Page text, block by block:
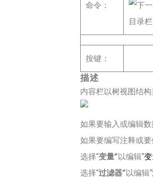
命令：
目录栏
按键：
描述
内容栏以树视图结
如果要输入或编辑数
如果要编写注释或
选择“变量”以编辑“
选择“过滤器”以编辑“